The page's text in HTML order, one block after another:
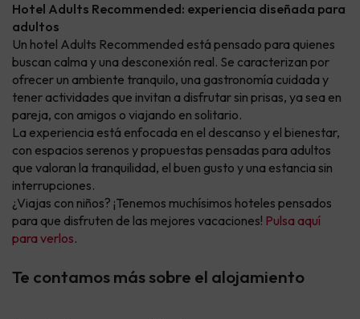
Hotel Adults Recommended: experiencia diseñada para
adultos
Un hotel Adults Recommended está pensado para quienes
buscan calma y una desconexión real. Se caracterizan por
ofrecer un ambiente tranquilo, una gastronomía cuidada y
tener actividades que invitan a disfrutar sin prisas, ya sea en
pareja, con amigos o viajando en solitario.
La experiencia está enfocada en el descanso y el bienestar,
con espacios serenos y propuestas pensadas para adultos
que valoran la tranquilidad, el buen gusto y una estancia sin
interrupciones.
¿Viajas con niños? ¡Tenemos muchísimos hoteles pensados
para que disfruten de las mejores vacaciones! Pulsa aquí
para verlos.
Te contamos más sobre el alojamiento